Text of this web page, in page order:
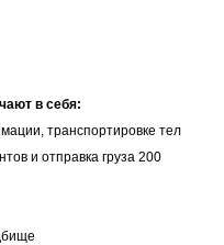
в себя:
транспортировке тел
и отправка груза 200